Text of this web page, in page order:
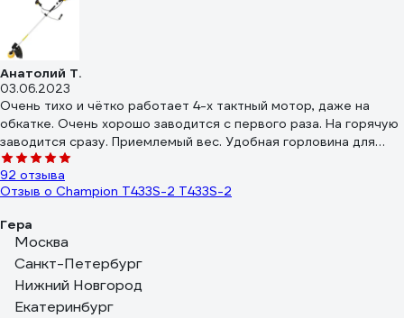
Анатолий Т.
03.06.2023
Очень тихо и чётко работает 4-х тактный мотор, даже на
обкатке. Очень хорошо заводится с первого раза. На горячую
заводится сразу. Приемлемый вес. Удобная горловина для
залива и слива масла. Пробка бензобака не подтекает.
Удобная горловина залива бензина. Неплохая развесовка.
Заведённый двигатель случайно перевернулся вниз клапанами
Масло в цилиндр не попало. Нет вибрации на штанге.
92 отзыва
Отзыв о Champion Т433S-2 Т433S-2
Гера
02.03.2020
Мощный и надежный триммер, очень качественное
исполнение, о нюансах эксплуатации расскажу в
комментариях.
Москва
Санкт-Петербург
Нижний Новгород
Екатеринбург